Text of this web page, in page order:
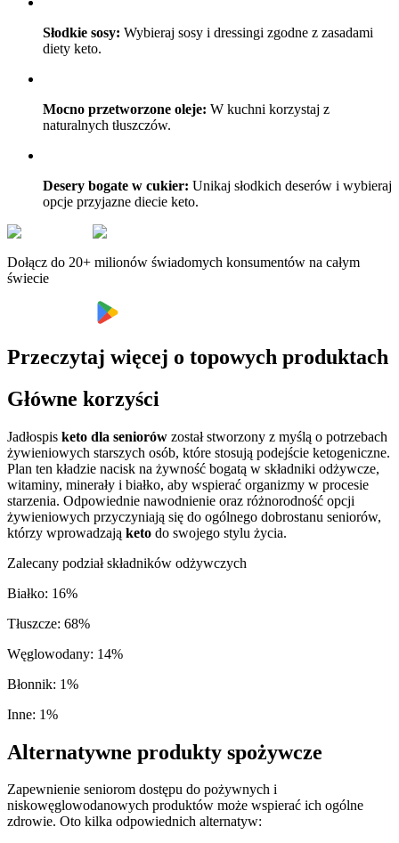
Słodkie sosy: Wybieraj sosy i dressingi zgodne z zasadami
diety keto.
Mocno przetworzone oleje: W kuchni korzystaj z
naturalnych tłuszczów.
Desery bogate w cukier: Unikaj słodkich deserów i wybieraj
opcje przyjazne diecie keto.
Dołącz do 20+ milionów świadomych konsumentów na całym
świecie
Przeczytaj więcej o topowych produktach
Główne korzyści
Jadłospis keto dla seniorów został stworzony z myślą o potrzebach
żywieniowych starszych osób, które stosują podejście ketogeniczne.
Plan ten kładzie nacisk na żywność bogatą w składniki odżywcze,
witaminy, minerały i białko, aby wspierać organizmy w procesie
starzenia. Odpowiednie nawodnienie oraz różnorodność opcji
żywieniowych przyczyniają się do ogólnego dobrostanu seniorów,
którzy wprowadzają keto do swojego stylu życia.
Zalecany podział składników odżywczych
Białko: 16%
Tłuszcze: 68%
Węglowodany: 14%
Błonnik: 1%
Inne: 1%
Alternatywne produkty spożywcze
Zapewnienie seniorom dostępu do pożywnych i
niskowęglowodanowych produktów może wspierać ich ogólne
zdrowie. Oto kilka odpowiednich alternatyw: